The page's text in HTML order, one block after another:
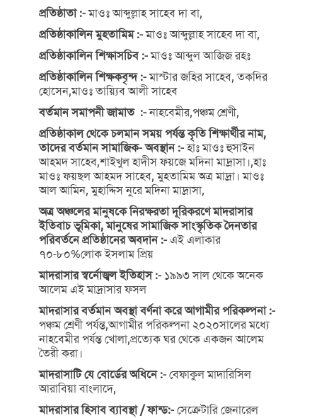
প্রতিষ্ঠাতা :-মাওঃ আব্দুল্লাহ সাহেব দা বা,
প্রতিষ্ঠাকালিন মুহতামিম :-মাওঃ আব্দুল্লাহ সাহেব দা বা,
প্রতিষ্ঠাকালিন শিক্ষাসচিব :-মাওঃ আব্দুল আজিজ রহঃ
প্রতিষ্ঠাকালিন শিক্ষকবৃন্দ :-মাস্টার জহির সাহেব, তকদির
হোসেন,মাওঃ তায়্যিব আলী সাহেব
বর্তমান সমাপনী জামাত :-নাহবেমীর,পঞ্চম শ্রেণী,
প্রতিষ্ঠাকাল থেকে চলমান সময় পর্যন্ত কৃতি শিক্ষার্থীর নাম,
তাদের বর্তমান সামাজিক- অবস্থান :-হাঃ মাওঃ হুসাইন
আহমদ সাহেব,শাইখুল হাদীস ফয়জে মদিনা মাদ্রাসা।,হাঃ
মাওঃ ফয়ছল আহমদ সাহেব, মুহতামিম অত্র মাদ্রা। মাওঃ
আল আমিন, মুহাদ্দিস নুরে মদিনা মাদ্রাসা,
অত্র অঞ্চলের মানুষকে নিরক্ষরতা দূরিকরণে মাদরাসার
ইতিবাচ ভূমিকা, মানুষের সামাজিক সাংস্কৃতিক দৈনতার
পরিবর্তনে প্রতিষ্ঠানের অবদান :- এই এলাকার
৭০-৮০%লোক ইসলাম প্রিয়
মাদরাসার স্বর্নোজ্বল ইতিহাস :- ১৯৯৩ সাল থেকে অনেক
আলেম এই মাদ্রাসার ফসল
মাদরাসার বর্তমান অবস্থা বর্ণনা করে আগামীর পরিকল্পনা :-
পঞ্চম শ্রেণী পর্যন্ত,আগামীর পরিকল্পনা ২০২০সালের মধ্যে
নাহবেমীর পর্যন্ত খোলা,প্রত্যেক ঘর থেকে একজন আলেম
তৈরী করা।
মাদরাসাটি যে বোর্ডের অধিনে :- বেফাকুল মাদারিসিল
আরাবিয়া বাংলাদে,
মাদরাসার হিসাব ব্যাবস্থা / ফান্ড:- সেক্রেটারি জেনারেল